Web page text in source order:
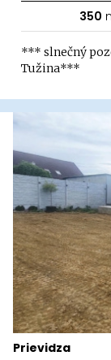
350
*** slnečný
Tužina***
Prievidza